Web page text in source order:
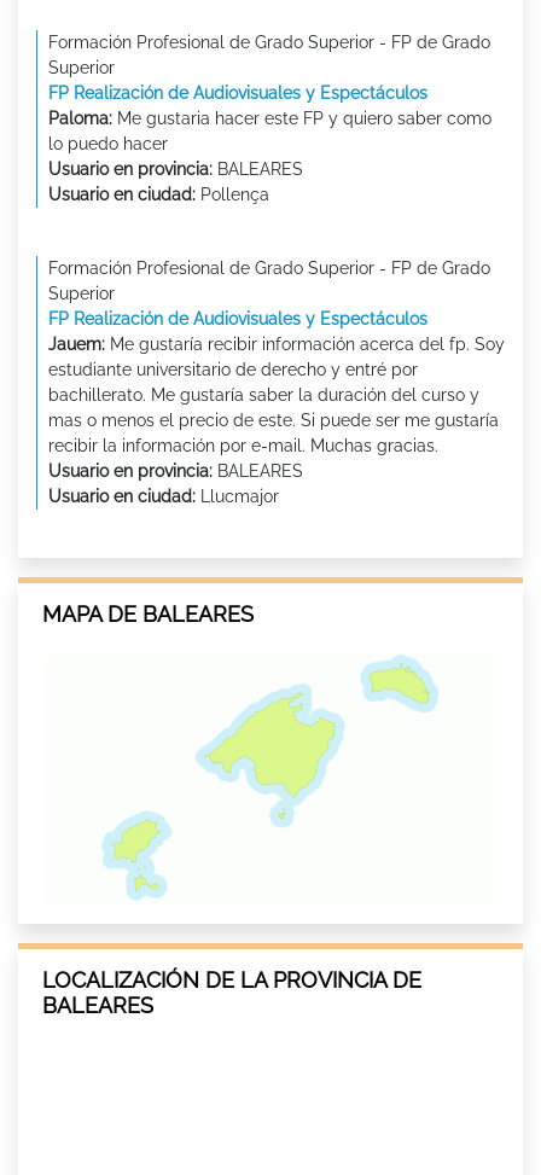
Formación Profesional de Grado Superior - FP de Grado
Superior
FP Realización de Audiovisuales y Espectáculos
Paloma: Me gustaria hacer este FP y quiero saber como
lo puedo hacer
Usuario en provincia: BALEARES
Usuario en ciudad: Pollença
Formación Profesional de Grado Superior - FP de Grado
Superior
FP Realización de Audiovisuales y Espectáculos
Jauem: Me gustaría recibir información acerca del fp. Soy
estudiante universitario de derecho y entré por
bachillerato. Me gustaría saber la duración del curso y
mas o menos el precio de este. Si puede ser me gustaría
recibir la información por e-mail. Muchas gracias.
Usuario en provincia: BALEARES
Usuario en ciudad: Llucmajor
MAPA DE BALEARES
LOCALIZACIÓN DE LA PROVINCIA DE
BALEARES